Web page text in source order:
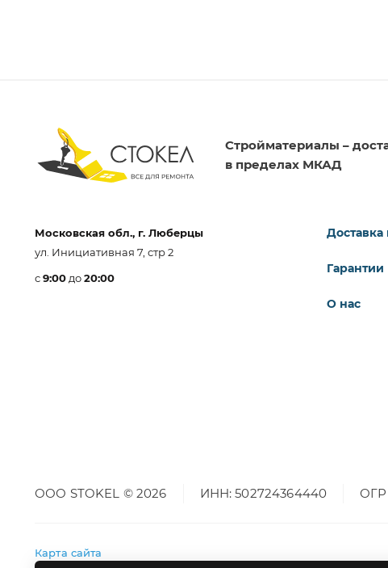
Стройматериалы –
в пределах МКАД
Московская обл., г. Люберцы
ул. Инициативная 7, стр 2
с9:00 до20:00
Доставка
Гарантии
О нас
ООО STOKEL © 2026 ИНН: 502724364440
Карта сайта